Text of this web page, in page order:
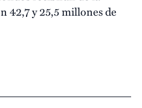
42,7 y 25,5 millones de